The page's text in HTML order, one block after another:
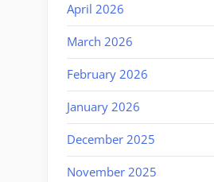
April 2026
March 2026
February 2026
January 2026
December 2025
November 2025